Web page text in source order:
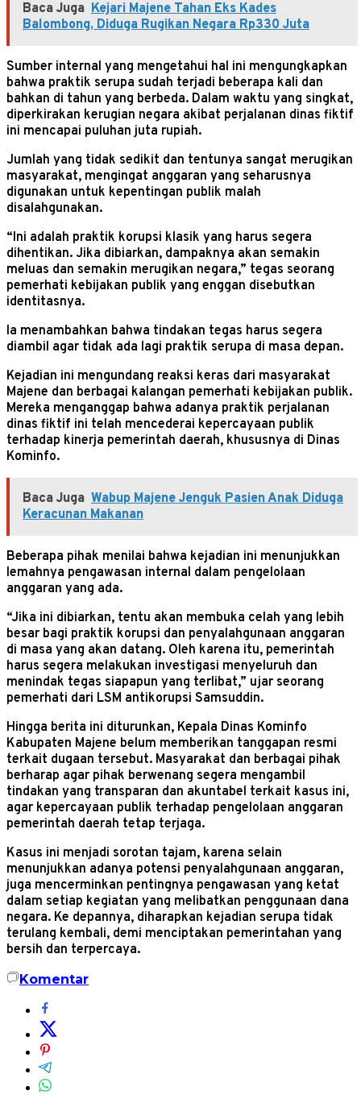
Baca Juga Kejari Majene Tahan Eks Kades
Balombong, Diduga Rugikan Negara Rp330 Juta
Sumber internal yang mengetahui hal ini mengungkapkan
bahwa praktik serupa sudah terjadi beberapa kali dan
bahkan di tahun yang berbeda. Dalam waktu yang singkat,
diperkirakan kerugian negara akibat perjalanan dinas fiktif
ini mencapai puluhan juta rupiah.
Jumlah yang tidak sedikit dan tentunya sangat merugikan
masyarakat, mengingat anggaran yang seharusnya
digunakan untuk kepentingan publik malah
disalahgunakan.
“Ini adalah praktik korupsi klasik yang harus segera
dihentikan. Jika dibiarkan, dampaknya akan semakin
meluas dan semakin merugikan negara,” tegas seorang
pemerhati kebijakan publik yang enggan disebutkan
identitasnya.
Ia menambahkan bahwa tindakan tegas harus segera
diambil agar tidak ada lagi praktik serupa di masa depan.
Kejadian ini mengundang reaksi keras dari masyarakat
Majene dan berbagai kalangan pemerhati kebijakan publik.
Mereka menganggap bahwa adanya praktik perjalanan
dinas fiktif ini telah mencederai kepercayaan publik
terhadap kinerja pemerintah daerah, khususnya di Dinas
Kominfo.
Baca Juga Wabup Majene Jenguk Pasien Anak Diduga
Keracunan Makanan
Beberapa pihak menilai bahwa kejadian ini menunjukkan
lemahnya pengawasan internal dalam pengelolaan
anggaran yang ada.
“Jika ini dibiarkan, tentu akan membuka celah yang lebih
besar bagi praktik korupsi dan penyalahgunaan anggaran
di masa yang akan datang. Oleh karena itu, pemerintah
harus segera melakukan investigasi menyeluruh dan
menindak tegas siapapun yang terlibat,” ujar seorang
pemerhati dari LSM antikorupsi Samsuddin.
Hingga berita ini diturunkan, Kepala Dinas Kominfo
Kabupaten Majene belum memberikan tanggapan resmi
terkait dugaan tersebut. Masyarakat dan berbagai pihak
berharap agar pihak berwenang segera mengambil
tindakan yang transparan dan akuntabel terkait kasus ini,
agar kepercayaan publik terhadap pengelolaan anggaran
pemerintah daerah tetap terjaga.
Kasus ini menjadi sorotan tajam, karena selain
menunjukkan adanya potensi penyalahgunaan anggaran,
juga mencerminkan pentingnya pengawasan yang ketat
dalam setiap kegiatan yang melibatkan penggunaan dana
negara. Ke depannya, diharapkan kejadian serupa tidak
terulang kembali, demi menciptakan pemerintahan yang
bersih dan terpercaya.
Komentar